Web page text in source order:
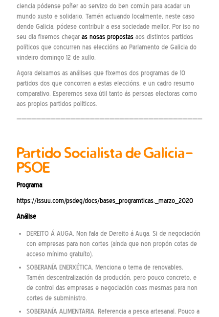
ciencia pódense poñer ao servizo do ben común para acadar un
mundo xusto e solidario. Tamén actuando localmente, neste caso
dende Galicia, pódese contribuir a esa sociedade mellor. Por iso no
seu día fixemos chegar as nosas propostasaos distintos partidos
políticos que concurren nas eleccións ao Parlamento de Galicia do
vindeiro domingo 12 de xullo.
Agora deixamos as análises que fixemos dos programas de 10
partidos dos que concorren a estas eleccións, e un cadro resumo
comparativo. Esperemos sexa útil tanto ás persoas electoras como
aos propios partidos políticos.
Partido Socialista de Galicia-
PSOE
Programa:
https://issuu.com/psdeg/docs/bases_programticas._marzo_2020
Análise
DEREITO Á AUGA. Non fala de Dereito á Auga. Si de negociación
con empresas para non cortes (aínda que non propón cotas de
acceso mínimo gratuíto).
SOBERANÍA ENERXÉTICA. Menciona o tema de renovables.
Tamén descentralización da produción, pero pouco concreto, e
de control das empresas e negociación coas mesmas para non
cortes de subministro.
SOBERANÍA ALIMENTARIA. Referencia a pesca artesanal. Pouco a